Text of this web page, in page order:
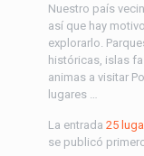
Nuestro país
así que hay
explorarlo.
históricas, islas
animas a visitar
lugares …
La entrada 25
se publicó